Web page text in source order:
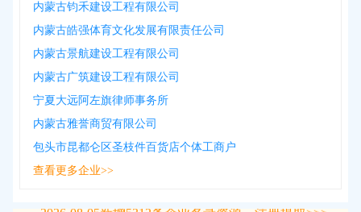
内蒙古钧禾建设工程有限公司
内蒙古皓强体育文化发展有限责任公司
内蒙古景航建设工程有限公司
内蒙古广筑建设工程有限公司
宁夏大远阿左旗律师事务所
内蒙古雅誉商贸有限公司
包头市昆都仑区圣枝件百货店个体工商户
查看更多企业>>